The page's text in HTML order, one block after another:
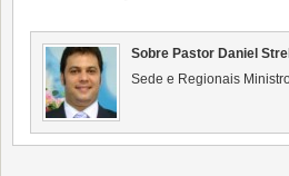
Sobre Pastor Daniel
Sede e Regionais